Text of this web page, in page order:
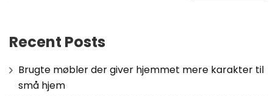
Recent Posts
Brugte møbler der giver hjemmet mere karakter til
små hjem